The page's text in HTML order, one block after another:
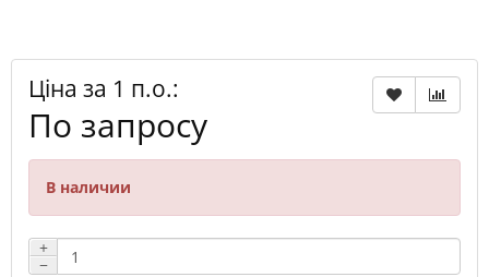
Ціна за 1 п.о.:
По запросу
В наличии
+
−